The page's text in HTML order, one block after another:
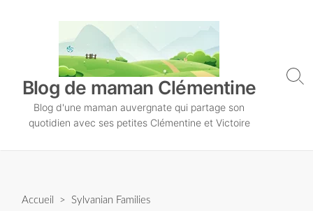
n
Blog de maman Clémentine
Blog d'une maman auvergnate qui partage son
quotidien avec ses petites Clémentine et Victoire
S
Accueil > Sylvanian Families